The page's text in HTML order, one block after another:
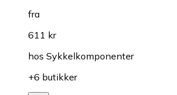
fra
611 kr
hos Sykkelkomponenter
+6 butikker